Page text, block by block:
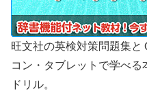
旺文社の英検対策問題集と
コン・タブレットで学べる
ドリル。